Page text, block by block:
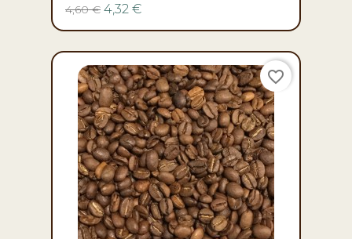
4,60 € 4,32 €
favorite_border